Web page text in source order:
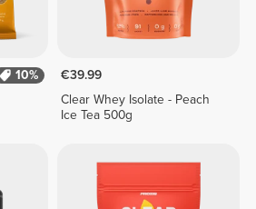
10%
€39.99
Clear Whey Isolate - Peach
Ice Tea 500g